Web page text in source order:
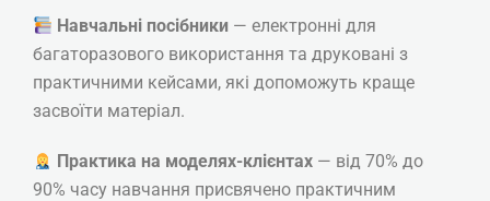
₴18700
Детальніше
Навчальні посібники — електронні для
багаторазового використання та друковані з
практичними кейсами, які допоможуть краще
засвоїти матеріал.
Практика на моделях-клієнтах — від 70% до
90% часу навчання присвячено практичним